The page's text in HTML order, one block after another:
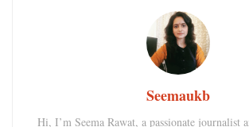
Seemaukb
Hi, I’m Seema Rawat, a passionate journalist